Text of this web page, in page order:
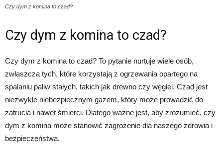
Czy dym z komina to czad?
Czy dym z komina to czad?
Czy dym z komina to czad? To pytanie nurtuje wiele osób,
zwłaszcza tych, które korzystają z ogrzewania opartego na
spalaniu paliw stałych, takich jak drewno czy węgiel. Czad jest
niezwykle niebezpiecznym gazem, który może prowadzić do
zatrucia i nawet śmierci. Dlatego ważne jest, aby zrozumieć, czy
dym z komina może stanowić zagrożenie dla naszego zdrowia i
bezpieczeństwa.